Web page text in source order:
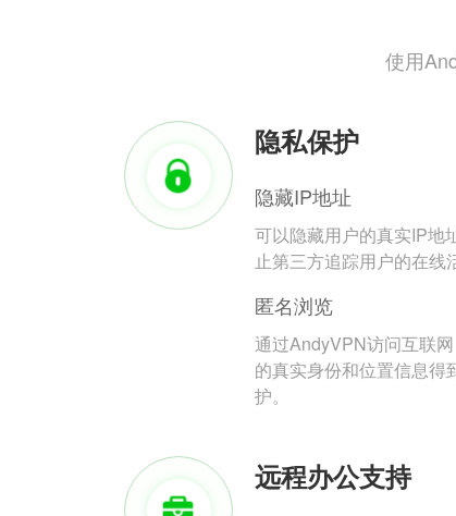
使用
隐私保护
隐藏IP地址
可以隐藏用户的真实IP地
止第三方追踪用户的在线
匿名浏览
通过AndyVPN访问互联
的真实身份和位置信息得
护。
远程办公支持